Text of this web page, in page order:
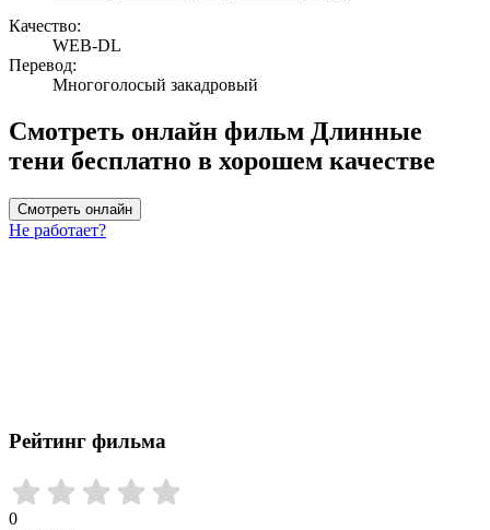
Качество:
WEB-DL
Перевод:
Многоголосый закадровый
Смотреть онлайн фильм Длинные
тени бесплатно в хорошем качестве
Смотреть онлайн
Не работает?
Рейтинг фильма
0